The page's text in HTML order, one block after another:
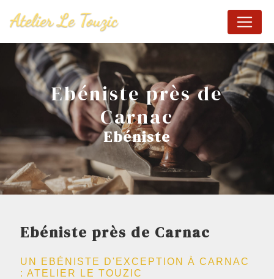
Ebéniste près de
Carnac
Ebéniste
Ebéniste près de Carnac
UN EBÉNISTE D'EXCEPTION À CARNAC
: ATELIER LE TOUZIC